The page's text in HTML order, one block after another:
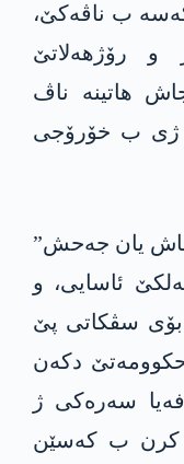
ب ناڤەکێ،
رۆژهەلاتێ
هاتینە ناڤ
ژی ب خۆرۆجی
یان جەحش”
ئاسایی، و
بۆی سڤکاتی پێ
دکەن
سەرەکی ژ
کرن ب کەسێن